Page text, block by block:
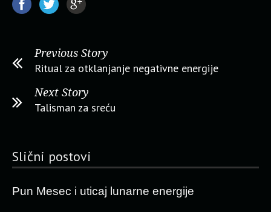
Previous Story
Ritual za otklanjanje negativne energije
Next Story
Talisman za sreću
Slični postovi
Pun Mesec i uticaj lunarne energije